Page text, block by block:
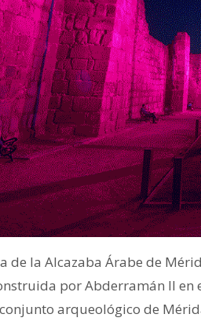
de la Alcazaba Árabe de
por Abderramán II
arqueológico de